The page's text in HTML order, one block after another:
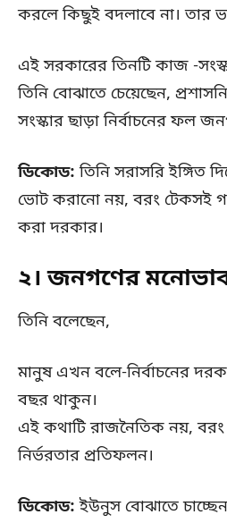
করলে কিছুই বদলাবে না। তার
এই সরকারের তিনটি কাজ -
তিনি বোঝাতে চেয়েছেন,
সংস্কার ছাড়া নির্বাচনের ফল
ডিকোড: তিনি সরাসরি ইঙ্গিত
ভোট করানো নয়, বরং টেকসই
করা দরকার।
২। জনগণের
তিনি বলেছেন,
মানুষ এখন বলে-নির্বাচনের
বছর থাকুন।
এই কথাটি রাজনৈতিক নয়,
নির্ভরতার প্রতিফলন।
ডিকোড: ইউনুস বোঝাতে